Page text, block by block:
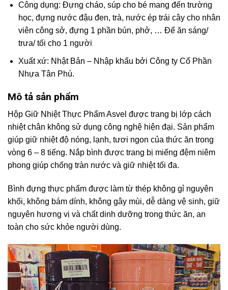
Công dụng: Đựng cháo, súp cho bé mang đến trường
học, đựng nước đậu đen, trà, nước ép trái cây cho nhân
viên công sở, đựng 1 phần bún, phở, … Để ăn sáng/
trưa/ tối cho 1 người
Xuất xứ: Nhật Bản – Nhập khẩu bởi Công ty Cổ Phần
Nhựa Tân Phú.
Mô tả sản phẩm
Hộp Giữ Nhiệt Thực Phẩm Asvel được trang bị lớp cách
nhiệt chân không sử dụng công nghệ hiện đại. Sản phẩm
giúp giữ nhiệt độ nóng, lạnh, tươi ngon của thức ăn trong
vòng 6 – 8 tiếng. Nắp bình được trang bị miếng đệm niêm
phong giúp chống tràn nước và giữ nhiệt tối đa.
Bình đựng thực phẩm được làm từ thép không gỉ nguyên
khối, không bám dính, không gây mùi, dễ dàng vệ sinh, giữ
nguyên hương vị và chất dinh dưỡng trong thức ăn, an
toàn cho sức khỏe người dùng.